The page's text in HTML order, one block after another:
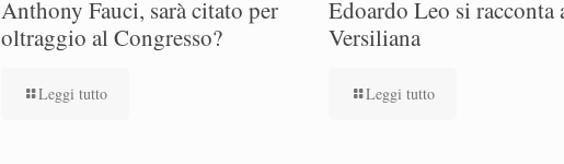
Anthony Fauci, sarà citato per
oltraggio al Congresso?
Leggi tutto
Edoardo Leo si racconta
Versiliana
Leggi tutto